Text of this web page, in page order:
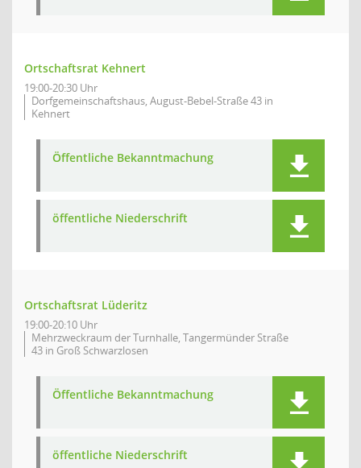
Ortschaftsrat Kehnert
19:00-20:30 Uhr
Dorfgemeinschaftshaus, August-Bebel-Straße 43 in
Kehnert
Öffentliche Bekanntmachung
öffentliche Niederschrift
Ortschaftsrat Lüderitz
19:00-20:10 Uhr
Mehrzweckraum der Turnhalle, Tangermünder Straße
43 in Groß Schwarzlosen
Öffentliche Bekanntmachung
öffentliche Niederschrift